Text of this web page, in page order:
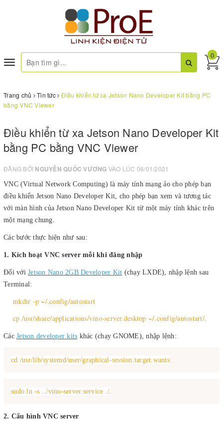
Toggle
navigation
0
Trang chủ Tin tức
Điều khiển từ xa Jetson Nano Developer Kit bằng PC
bằng VNC Viewer
Điều khiển từ xa Jetson Nano Developer Kit
bằng PC bằng VNC Viewer
ĐĂNG BỞI NGUYỄN QUỐC VƯƠNG VÀO LÚC 06/01/2021
VNC (Virtual Network Computing) là máy tính mạng ảo cho phép bạn
điều khiển Jetson Nano Developer Kit, cho phép bạn xem và tương tác
với màn hình của Jetson Nano Developer Kit từ một máy tính khác trên
một mạng chung.
Các bước thực hiện như sau:
1. Kích hoạt VNC server mỗi khi đăng nhập
Đối với Jetson Nano 2GB Developer Kit (chạy LXDE), nhập lệnh sau
Terminal:
mkdir -p ~/.config/autostart
cp /usr/share/applications/vino-server.desktop ~/.config/autostart/.
Các Jetson developer kits khác (chạy GNOME), nhập lệnh:
cd /usr/lib/systemd/user/graphical-session.target.wants
sudo ln -s ../vino-server.service ./.
2. Cấu hình VNC server